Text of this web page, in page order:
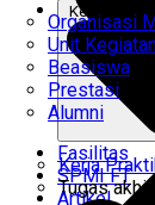
Organisasi
Unit
Beasiswa
Prestasi
Alumni
Kerja
Tugas akhir
Fasilitas
SPMI FT
Artikel